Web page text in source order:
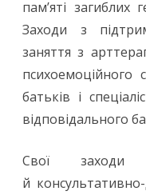
пам’яті загиблих
Заходи з
заняття з
психоемоційного
батьків і
відповідального
Свої заходи
й